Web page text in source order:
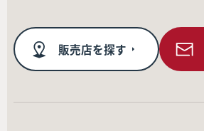
販売店を探す